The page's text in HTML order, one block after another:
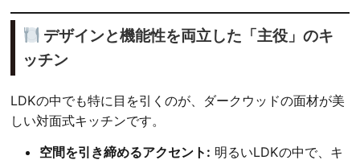
デザインと機能性を両立した「主役」のキ
ッチン
LDKの中でも特に目を引くのが、ダークウッドの面材が美
しい対面式キッチンです。
空間を引き締めるアクセント: 明るいLDKの中で、キ